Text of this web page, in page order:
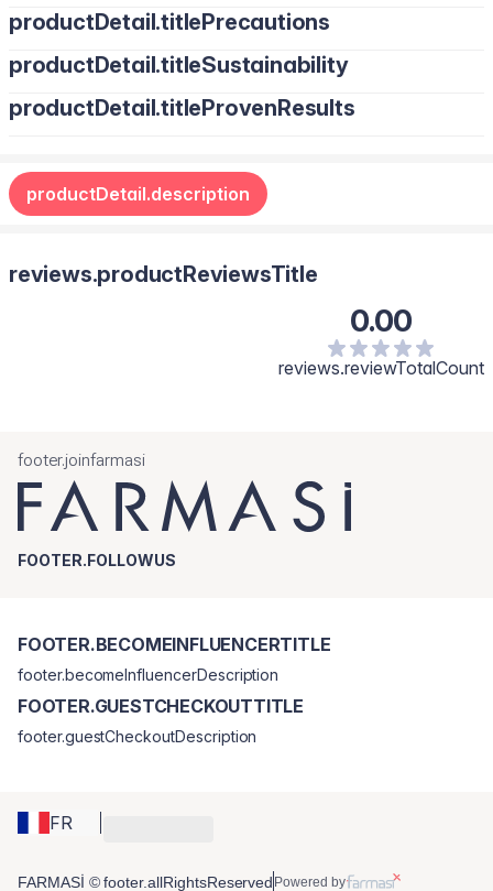
productDetail.titlePrecautions
productDetail.titleSustainability
productDetail.titleProvenResults
productDetail.description
reviews.productReviewsTitle
0.00
reviews.reviewTotalCount
footer.joinfarmasi
FOOTER.FOLLOWUS
FR
FOOTER.BECOMEINFLUENCERTITLE
footer.becomeInfluencerDescription
FOOTER.GUESTCHECKOUTTITLE
footer.guestCheckoutDescription
FARMASİ © footer.allRightsReserved Powered by